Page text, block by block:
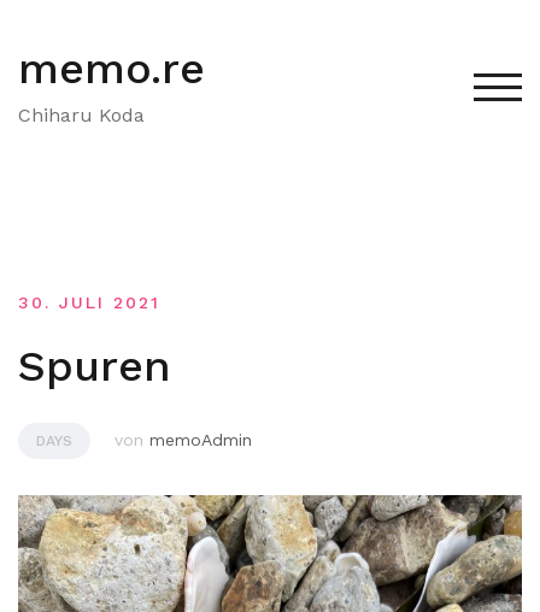
springen
memo.re
Chiharu Koda
30. JULI 2021
Spuren
DAYS von memoAdmin